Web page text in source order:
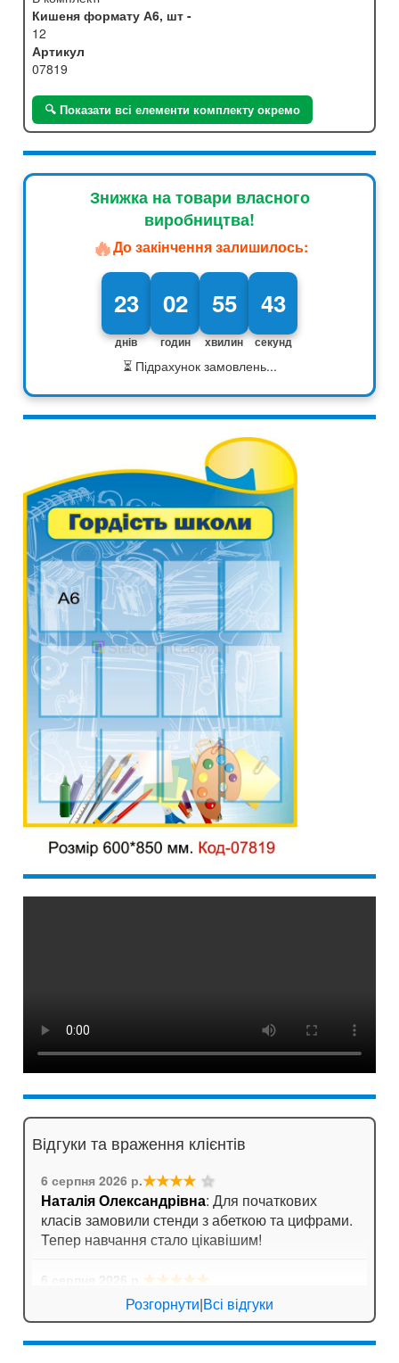
Кишеня формату А6, шт -
12
Артикул
07819
🔍 Показати всі елементи комплекту окремо
Знижка на товари власного
виробництва!
🔥До закінчення залишилось:
23
днів
02
годин
55
хвилин
42
секунд
⏳ Підрахунок замовлень...
Відгуки та враження клієнтів
6 серпня 2026 р.★★★★ ☆
Наталія Олександрівна: Для початкових
класів замовили стенди з абеткою та цифрами.
Тепер навчання стало цікавішим!
★★★★★
Ігор Лозовий: Стенди для спортивної зали
яскраві, мотивують дітей займатися спортом!
Розгорнути|Всі відгуки